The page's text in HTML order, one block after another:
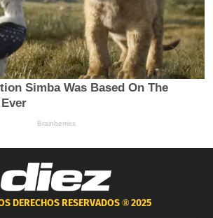
DERECHOS RESERVADOS ®2025